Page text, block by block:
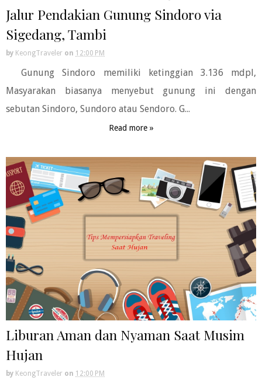
Jalur Pendakian Gunung Sindoro via
Sigedang, Tambi
by KeongTraveler on 12:00 PM
Gunung Sindoro memiliki ketinggian 3.136 mdpl,
Masyarakan biasanya menyebut gunung ini dengan
sebutan Sindoro, Sundoro atau Sendoro. G...
Read more »
Liburan Aman dan Nyaman Saat Musim
Hujan
by KeongTraveler on 12:00 PM